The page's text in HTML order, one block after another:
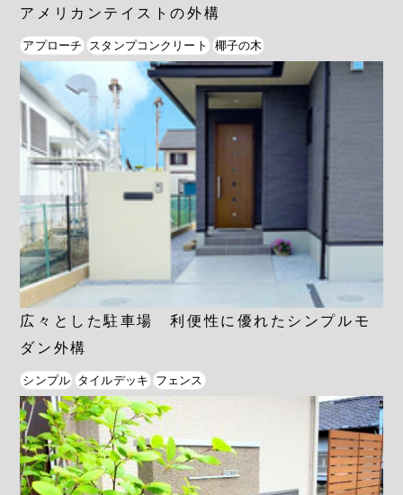
アメリカンテイストの外構
アプローチ スタンプコンクリート 椰子の木
広々とした駐車場 利便性に優れたシンプルモ
ダン外構
シンプル タイルデッキ フェンス